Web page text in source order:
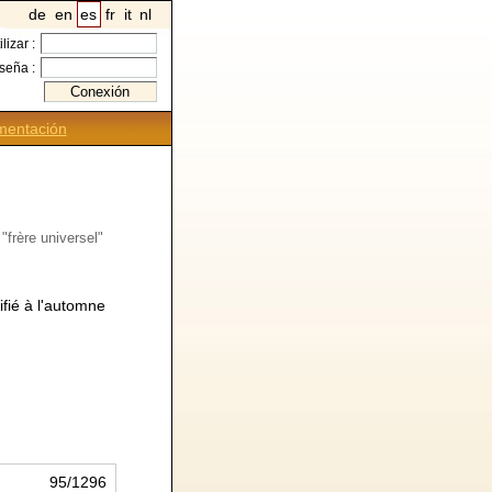
de en es fr it nl
:
:
universel"
à l'automne
95/1296